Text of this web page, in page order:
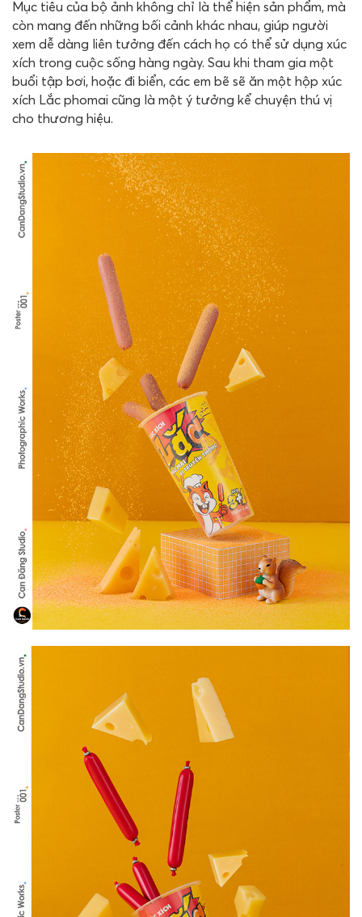
Mục tiêu của bộ ảnh không chỉ là thể hiện sản phẩm, mà
còn mang đến những bối cảnh khác nhau, giúp người
xem dễ dàng liên tưởng đến cách họ có thể sử dụng xúc
xích trong cuộc sống hàng ngày. Sau khi tham gia một
buổi tập bơi, hoặc đi biển, các em bẽ sẽ ăn một hộp xúc
xích Lắc phomai cũng là một ý tưởng kể chuyện thú vị
cho thương hiệu.